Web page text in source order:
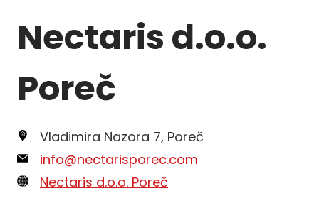
Nectaris d.o.o.
Poreč
Vladimira Nazora 7, Poreč
info@nectarisporec.com
Nectaris d.o.o. Poreč